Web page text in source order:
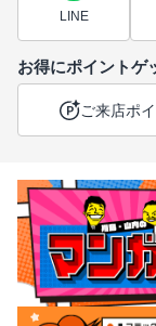
LINE
お得にポイントゲ
ご来店ポ